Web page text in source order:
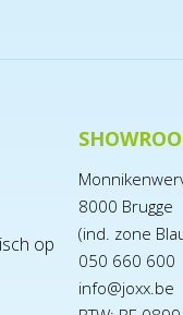
op
8000 Brugge
(ind. zone
050 660 600
info@joxx.be